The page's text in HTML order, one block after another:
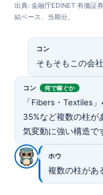
出典: 金融庁EDINET 有価証
結ベース、当期分。
コン
そもそもこの会
コン 何で稼ぐか
「Fibers・Textiles
35%など複数の柱が
気変動に強い構造で
ホウ
複数の柱があ